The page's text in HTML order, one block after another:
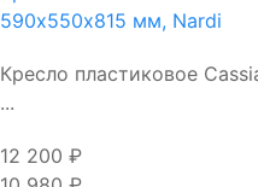
590х550х815 мм, Nardi
Кресло пластиковое
...
12 200 ₽